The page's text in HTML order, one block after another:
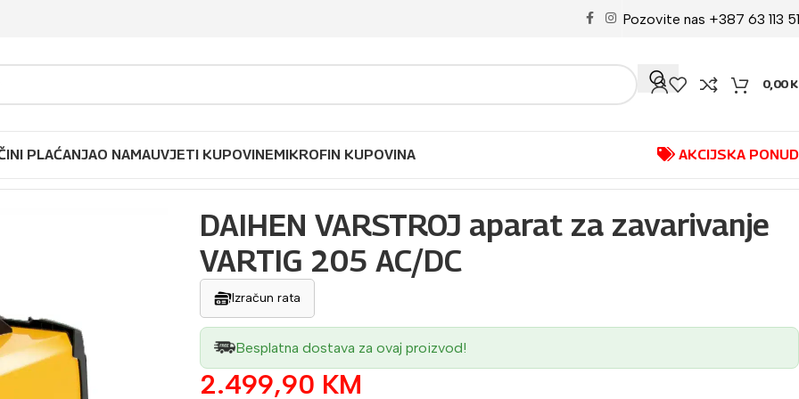
Pozovite nas +387 63 113
0,00
PLAĆANJAO NAMAUVJETI KUPOVINEMIKROFIN KUPOVINA AKCIJSKA
DAIHEN VARSTROJ aparat za zavarivanje
VARTIG 205 AC/DC
Izračun rata
Besplatna dostava za ovaj proizvod!
2.499,90 KM